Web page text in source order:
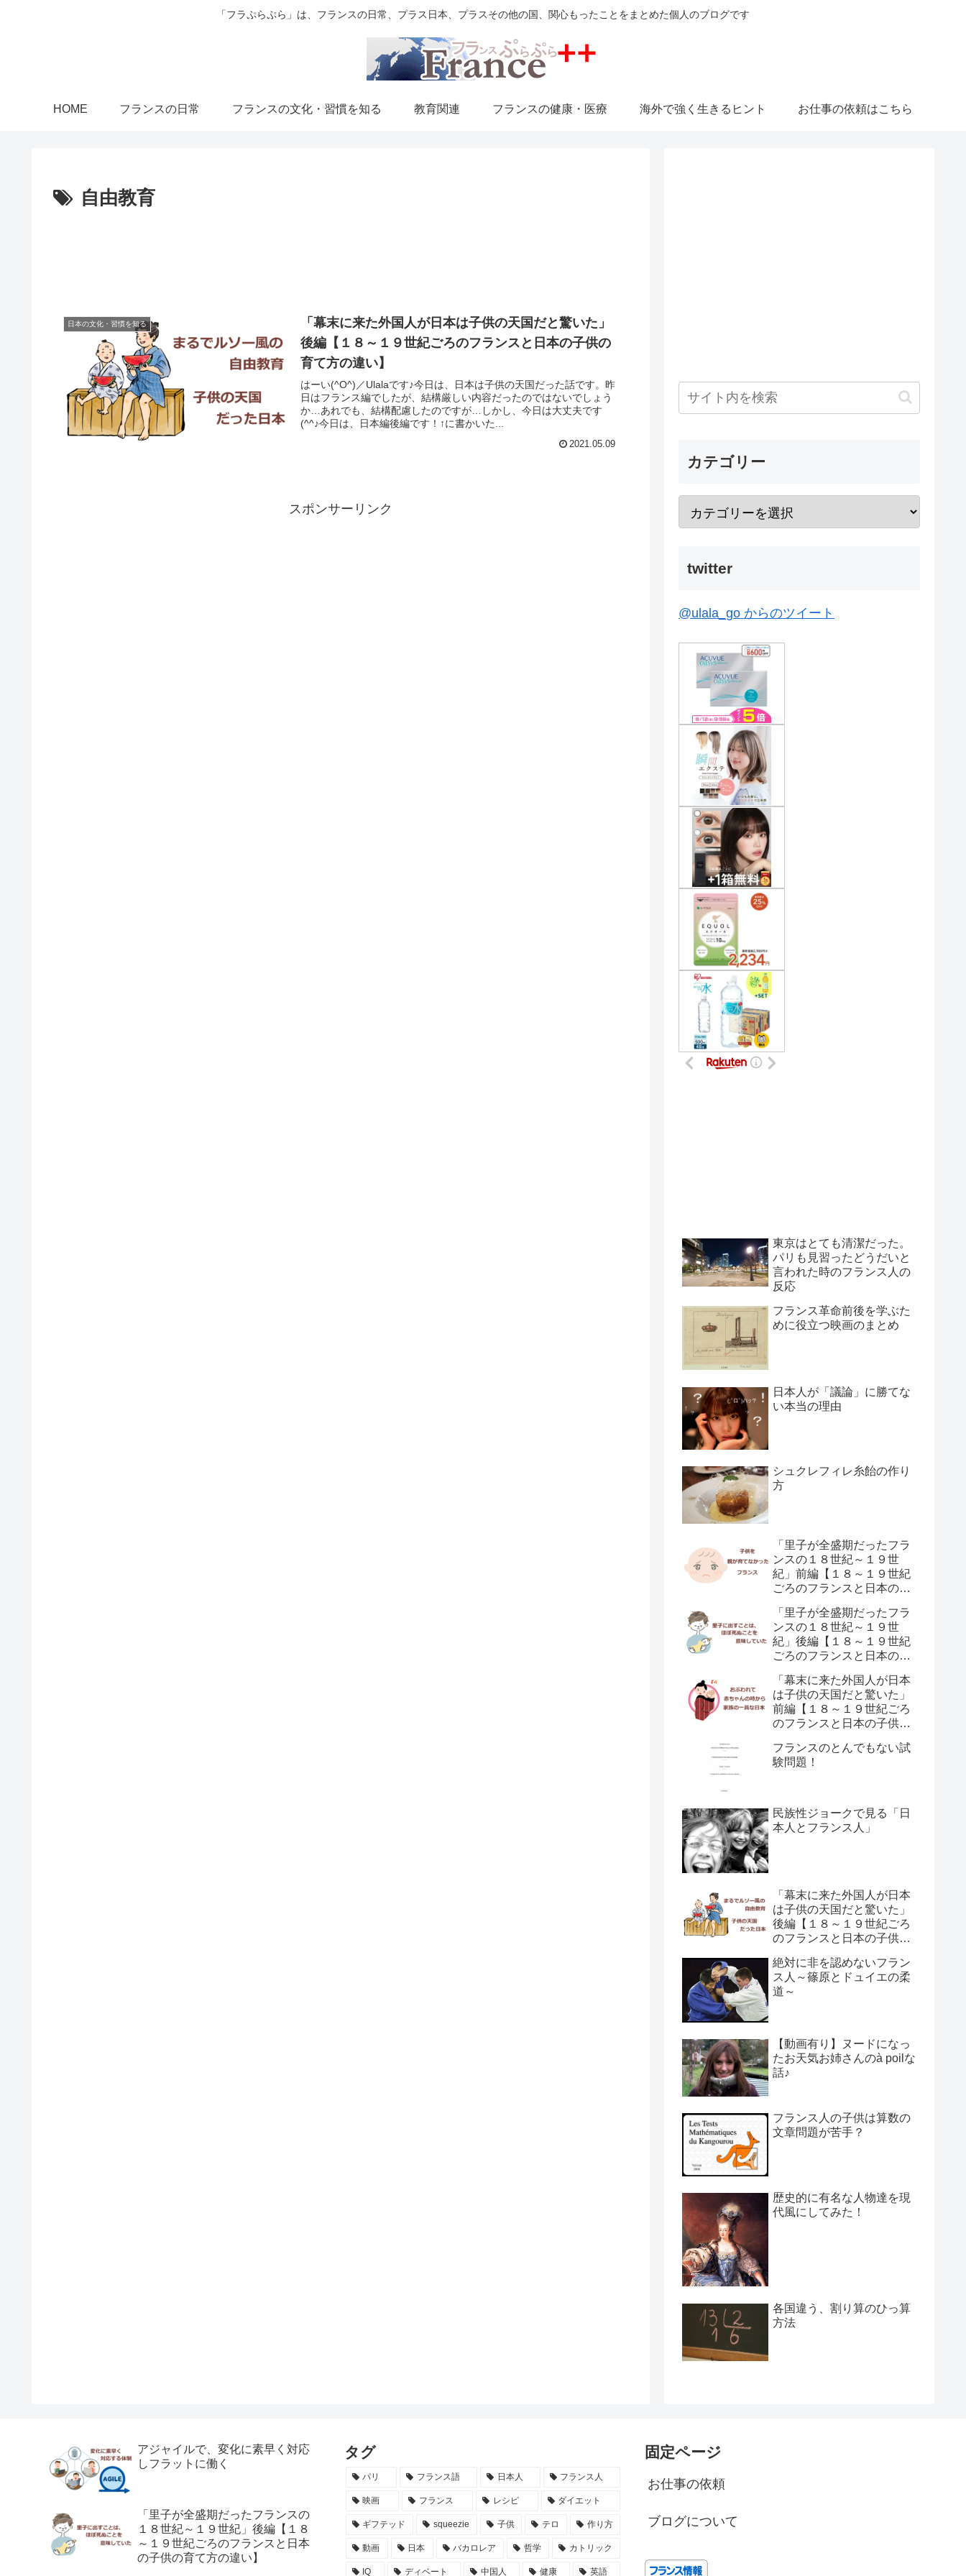
「フラぷらぷら」は、フランスの日常、プラス日本、プラスその他の国、関心もったことをまとめた個人のブログです
HOME フランスの日常 フランスの文化・習慣を知る 教育関連 フランスの健康・医療 海外で強く生きるヒント お仕事の依頼はこちら
自由教育
日本の文化・習慣を知る
「幕末に来た外国人が日本は子供の天国だと驚いた」
後編【１８～１９世紀ごろのフランスと日本の子供の
育て方の違い】
はーい(^O^)／Ulalaです♪今日は、日本は子供の天国だった話です。昨
日はフランス編でしたが、結構厳しい内容だったのではないでしょう
か…あれでも、結構配慮したのですが…しかし、今日は大丈夫です
(^^♪今日は、日本編後編です！↑に書かいた...
2021.05.09
スポンサーリンク
カテゴリー
twitter
@ulala_go からのツイート
東京はとても清潔だった。
パリも見習ったどうだいと
言われた時のフランス人の
反応
フランス革命前後を学ぶた
めに役立つ映画のまとめ
日本人が「議論」に勝てな
い本当の理由
シュクレフィレ糸飴の作り
方
「里子が全盛期だったフラ
ンスの１８世紀～１９世
紀」前編【１８～１９世紀
ごろのフランスと日本の子
「里子が全盛期だったフラ
ンスの１８世紀～１９世
紀」後編【１８～１９世紀
ごろのフランスと日本の子
「幕末に来た外国人が日本
は子供の天国だと驚いた」
前編【１８～１９世紀ごろ
のフランスと日本の子供の
フランスのとんでもない試
験問題！
民族性ジョークで見る「日
本人とフランス人」
「幕末に来た外国人が日本
は子供の天国だと驚いた」
後編【１８～１９世紀ごろ
のフランスと日本の子供の
絶対に非を認めないフラン
ス人～篠原とドュイエの柔
道～
【動画有り】ヌードになっ
たお天気お姉さんのà poilな
話♪
フランス人の子供は算数の
文章問題が苦手？
歴史的に有名な人物達を現
代風にしてみた！
各国違う、割り算のひっ算
方法
アジャイルで、変化に素早く対応
しフラットに働く
「里子が全盛期だったフランスの
１８世紀～１９世紀」後編【１８
～１９世紀ごろのフランスと日本
の子供の育て方の違い】
タグ
パリ フランス語 日本人 フランス人
映画 フランス レシピ ダイエット
ギフテッド squeezie 子供 テロ 作り方
動画 日本 バカロレア 哲学 カトリック
IQ ディベート 中国人 健康 英語
固定ページ
お仕事の依頼
ブログについて